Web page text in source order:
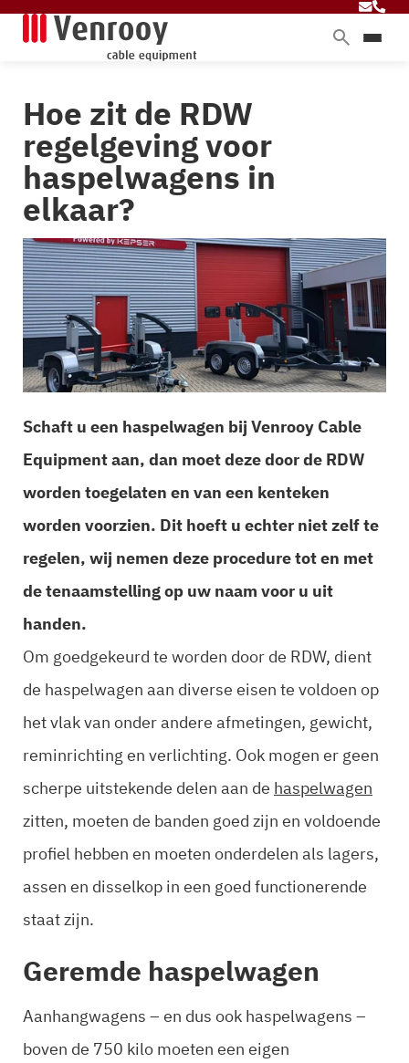
Producten
Diensten
Branches
Over ons
Blog
Contact
Hoe zit de RDW
regelgeving voor
haspelwagens in
elkaar?
Schaft u een haspelwagen bij Venrooy Cable
Equipment aan, dan moet deze door de RDW
worden toegelaten en van een kenteken
worden voorzien. Dit hoeft u echter niet zelf te
regelen, wij nemen deze procedure tot en met
de tenaamstelling op uw naam voor u uit
handen.
Om goedgekeurd te worden door de RDW, dient
de haspelwagen aan diverse eisen te voldoen op
het vlak van onder andere afmetingen, gewicht,
reminrichting en verlichting. Ook mogen er geen
scherpe uitstekende delen aan de haspelwagen
zitten, moeten de banden goed zijn en voldoende
profiel hebben en moeten onderdelen als lagers,
assen en disselkop in een goed functionerende
staat zijn.
Geremde haspelwagen
Aanhangwagens – en dus ook haspelwagens –
boven de 750 kilo moeten een eigen